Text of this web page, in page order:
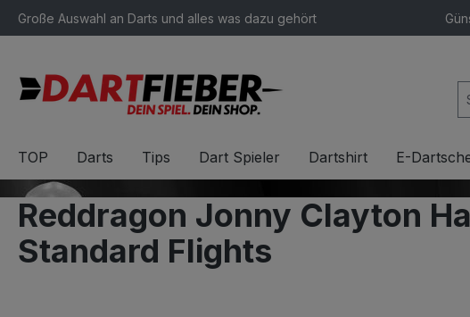
Zur Hauptnavigation springen
Große Auswahl an Darts und alles was dazu gehört
TOP Darts Tips Dart Spieler Dartshirt E-
Reddragon Jonny Clayton
Standard Flights